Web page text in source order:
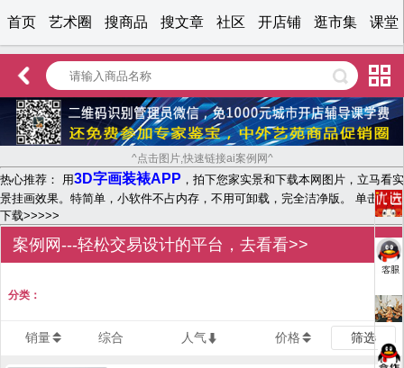
首页 艺术圈 搜商品 搜文章 社区 开店铺 逛市集 课堂
^点击图片,快速链接ai案例网^
热心推荐： 用3D字画装裱APP ，拍下您家实景和下载本网图片，立马看实
景挂画效果。特简单，小软件不占内存，不用可卸载，完全洁净版。 单击文字
下载>>>>>
案例网---轻松交易设计的平台，去看看>>
分类：
销量 综合 人气 价格 筛选